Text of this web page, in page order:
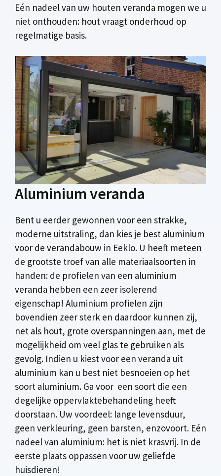
Eén nadeel van uw houten veranda mogen we u
niet onthouden: hout vraagt onderhoud op
regelmatige basis.
Aluminium veranda
Bent u eerder gewonnen voor een strakke,
moderne uitstraling, dan kies je best aluminium
voor de verandabouw in Eeklo. U heeft meteen
de grootste troef van alle materiaalsoorten in
handen: de profielen van een aluminium
veranda hebben een zeer isolerend
eigenschap! Aluminium profielen zijn
bovendien zeer sterk en daardoor kunnen zij,
net als hout, grote overspanningen aan, met de
mogelijkheid om veel glas te gebruiken als
gevolg. Indien u kiest voor een veranda uit
aluminium kan u best niet besnoeien op het
soort aluminium. Ga voor een soort die een
degelijke oppervlaktebehandeling heeft
doorstaan. Uw voordeel: lange levensduur,
geen verkleuring, geen barsten, enzovoort. Eén
nadeel van aluminium: het is niet krasvrij. In de
eerste plaats oppassen voor uw geliefde
huisdieren!